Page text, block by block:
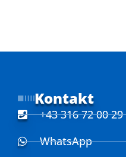
Kontakt
+43 316 72 00 29
WhatsApp